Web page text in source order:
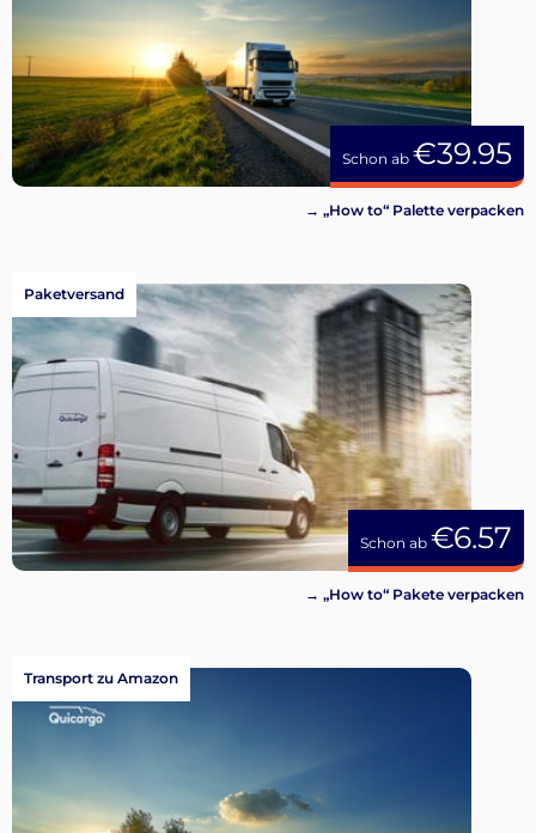
Schon ab €39.95
→ „How to“ Palette verpacken
Schon ab €6.57
Paketversand
→ „How to“ Pakete verpacken
Transport zu Amazon